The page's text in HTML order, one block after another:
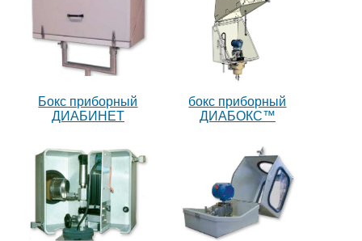
Бокс приборный
ДИАБИНЕТ
бокс приборный
ДИАБОКС™